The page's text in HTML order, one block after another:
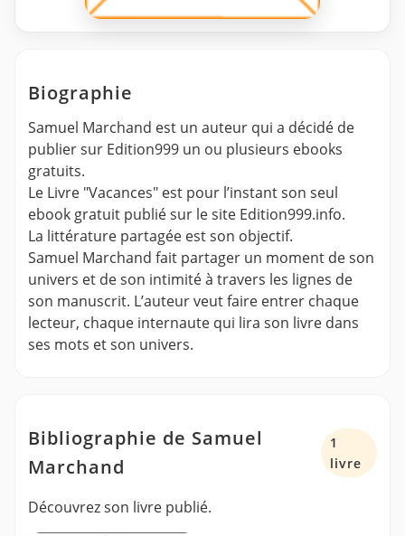
Biographie
Samuel Marchand est un auteur qui a décidé de
publier sur Edition999 un ou plusieurs ebooks
gratuits.
Le Livre "Vacances" est pour l’instant son seul
ebook gratuit publié sur le site Edition999.info.
La littérature partagée est son objectif.
Samuel Marchand fait partager un moment de son
univers et de son intimité à travers les lignes de
son manuscrit. L’auteur veut faire entrer chaque
lecteur, chaque internaute qui lira son livre dans
ses mots et son univers.
Bibliographie de Samuel
Marchand
1
livre
Découvrez son livre publié.